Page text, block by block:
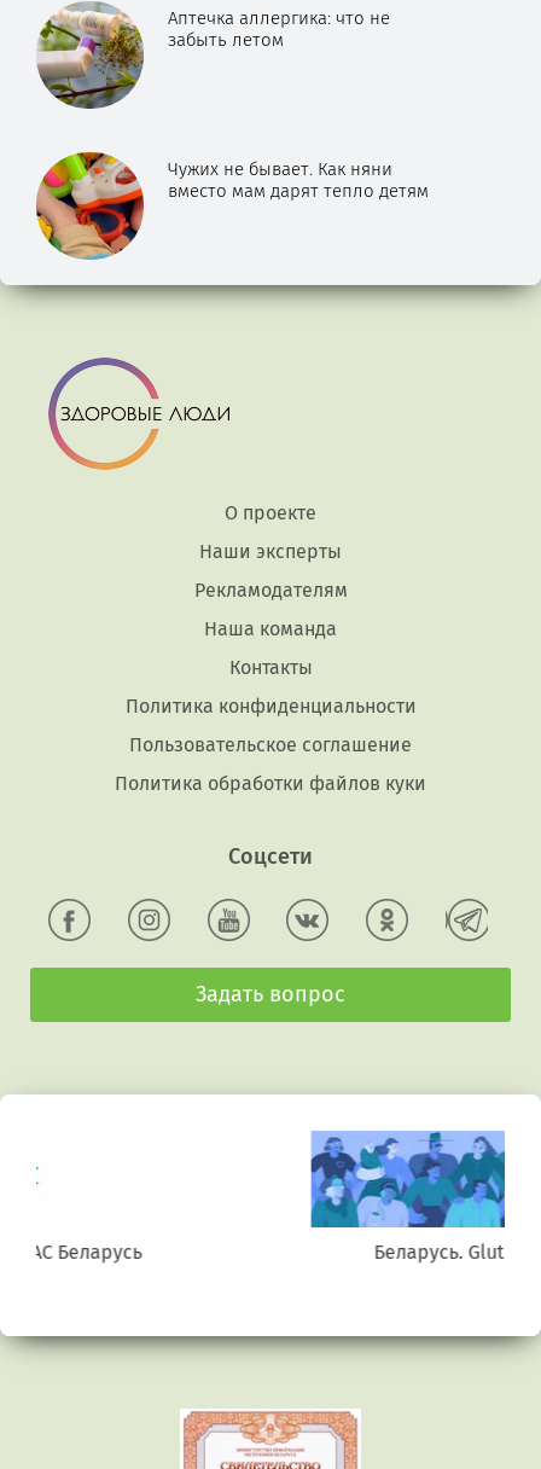
Аптечка аллергика: что не
забыть летом
Чужих не бывает. Как няни
вместо мам дарят тепло детям
О проекте
Наши эксперты
Рекламодателям
Наша команда
Контакты
Политика конфиденциальности
Пользовательское соглашение
Политика обработки файлов куки
Соцсети
Задать вопрос
Предыдущий